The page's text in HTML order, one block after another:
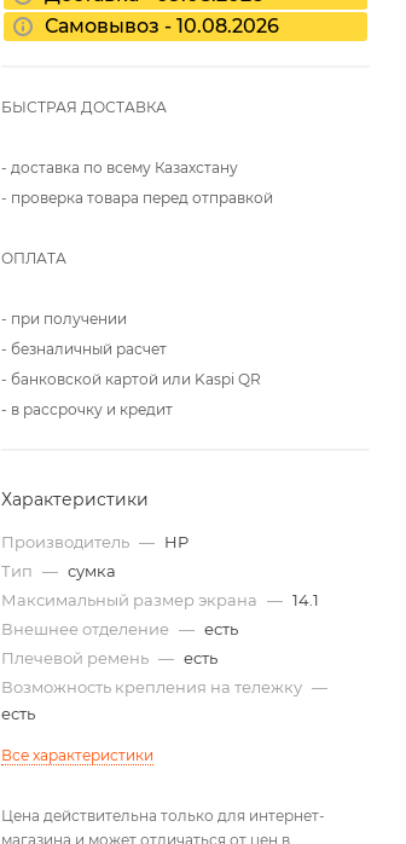
Самовывоз - 10.08.2026
БЫСТРАЯ ДОСТАВКА
- доставка по всему Казахстану
- проверка товара перед отправкой
ОПЛАТА
- при получении
- безналичный расчет
- банковской картой или Kaspi QR
- в рассрочку и кредит
Характеристики
Производитель — HP
Тип — сумка
Максимальный размер экрана — 14.1
Внешнее отделение — есть
Плечевой ремень — есть
Возможность крепления на тележку —
есть
Все характеристики
Цена действительна только для интернет-
магазина и может отличаться от цен в